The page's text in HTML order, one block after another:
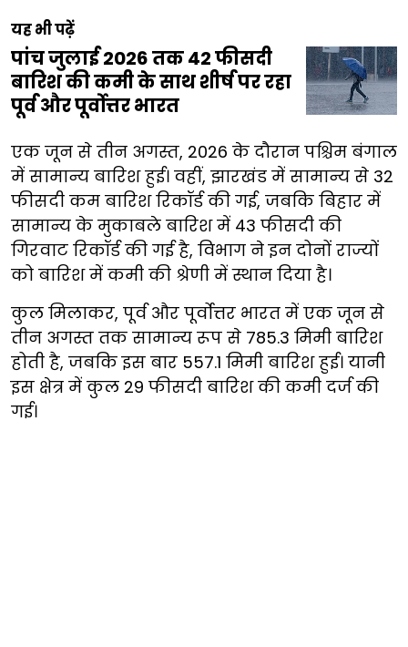
यह भी पढ़ें
पांच जुलाई 2026 तक 42 फीसदी
बारिश की कमी के साथ शीर्ष पर रहा
पूर्व और पूर्वोत्तर भारत
एक जून से तीन अगस्त, 2026 के दौरान पश्चिम बंगाल
में सामान्य बारिश हुई। वहीं, झारखंड में सामान्य से 32
फीसदी कम बारिश रिकॉर्ड की गई, जबकि बिहार में
सामान्य के मुकाबले बारिश में 43 फीसदी की
गिरवाट रिकॉर्ड की गई है, विभाग ने इन दोनों राज्यों
को बारिश में कमी की श्रेणी में स्थान दिया है।
कुल मिलाकर, पूर्व और पूर्वोत्तर भारत में एक जून से
तीन अगस्त तक सामान्य रूप से 785.3 मिमी बारिश
होती है, जबकि इस बार 557.1 मिमी बारिश हुई। यानी
इस क्षेत्र में कुल 29 फीसदी बारिश की कमी दर्ज की
गई।